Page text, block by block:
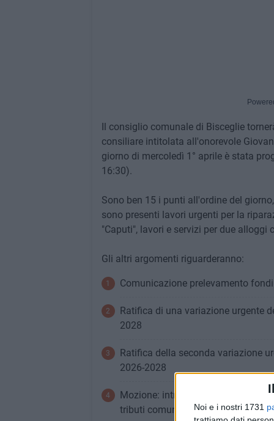
Noi e i nostri 1731
Il consiglio comunale di Bisceglie
consiliare intitolata all'onorevole
giorno di mercoledì 1° aprile è stata
16:30).
Sono ben 15 i punti all'ordine del
sono presenti lavori urgenti per la
"Caputi", lavori e servizi per due
Gli altri argomenti riguarderanno:
Comunicazione prelevamento
Ratifica di una variazione urgente
2028
Ratifica della seconda variazione
2026-2028
Mozione: introduzione di una
tributi comunali